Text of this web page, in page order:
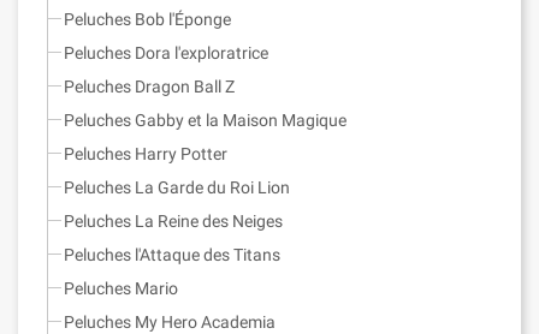
Peluches Bob l'Éponge
Peluches Dora l'exploratrice
Peluches Dragon Ball Z
Peluches Gabby et la Maison Magique
Peluches Harry Potter
Peluches La Garde du Roi Lion
Peluches La Reine des Neiges
Peluches l'Attaque des Titans
Peluches Mario
Peluches My Hero Academia